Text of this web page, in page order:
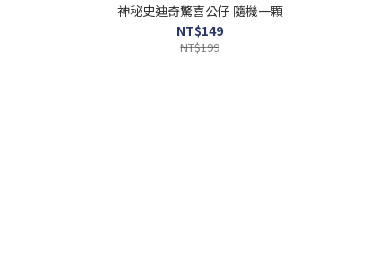
神秘史迪奇驚喜公仔 隨機一顆
NT$149
NT$199